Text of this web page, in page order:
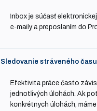
Inbox je súčasť
e-maily a preposlaním do
Sledovanie stráveného
Efektivita práce často
jednotlivých úlohách. Ak
konkrétnych úlohách,